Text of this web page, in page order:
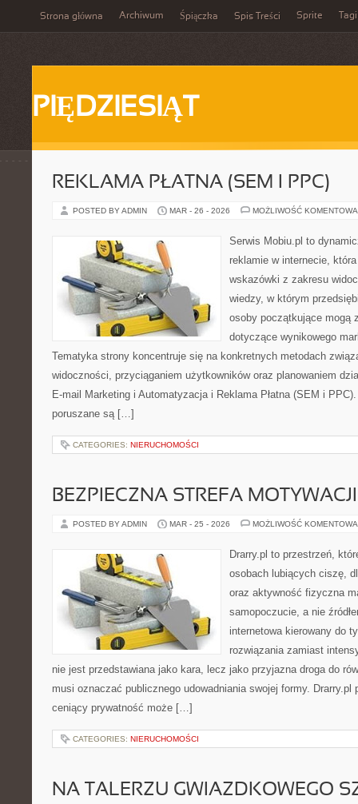
Strona główna Archiwum Śpiączka Spis Treści Sprite Tagi
PIĘDZIESIĄT
REKLAMA PŁATNA (SEM I PPC)
POSTED BY ADMIN MAR - 26 - 2026 MOŻLIWOŚĆ
Serwis Mobiu.pl to
reklamie w internecie,
wskazówki z zakresu
wiedzy, w którym
osoby początkujące mogą
dotyczące wynikowego
Tematyka strony koncentruje się na konkretnych metodach
widoczności, przyciąganiem użytkowników oraz planowaniem
E-mail Marketing i Automatyzacja i Reklama Płatna (SEM i
poruszane są […]
CATEGORIES: NIERUCHOMOŚCI
BEZPIECZNA STREFA MOTYWACJI
POSTED BY ADMIN MAR - 25 - 2026 MOŻLIWOŚĆ
Drarry.pl to przestrzeń,
osobach lubiących ciszę,
oraz aktywność fizyczna
samopoczucie, a nie
internetowa kierowany do
rozwiązania zamiast
nie jest przedstawiana jako kara, lecz jako przyjazna droga do
musi oznaczać publicznego udowadniania swojej formy. Drarry.pl
ceniący prywatność może […]
CATEGORIES: NIERUCHOMOŚCI
NA TALERZU GWIAZDKOWEGO